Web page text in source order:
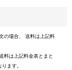
の場合、 送料は上記料
料は上記料金表とまと
ます。